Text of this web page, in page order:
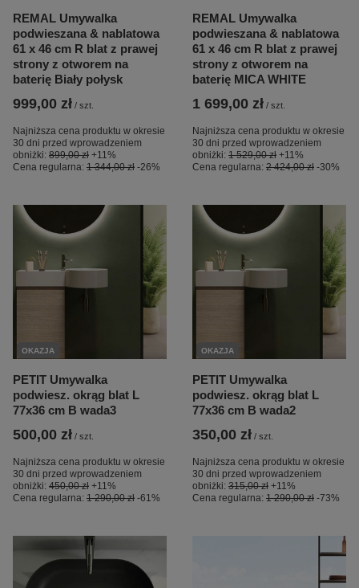
REMAL Umywalka
podwieszana & nablatowa
61 x 46 cm R blat z prawej
strony z otworem na
baterię Biały połysk
999,00 zł / szt.
Najniższa cena produktu w okresie
30 dni przed wprowadzeniem
obniżki: 899,00 zł +11%
Cena regularna: 1 344,00 zł -26%
REMAL Umywalka
podwieszana & nablatowa
61 x 46 cm R blat z prawej
strony z otworem na
baterię MICA WHITE
1 699,00 zł / szt.
Najniższa cena produktu w okresie
30 dni przed wprowadzeniem
obniżki: 1 529,00 zł +11%
Cena regularna: 2 424,00 zł -30%
OKAZJA
PETIT Umywalka
podwiesz. okrąg blat L
77x36 cm B wada3
500,00 zł / szt.
Najniższa cena produktu w okresie
30 dni przed wprowadzeniem
obniżki: 450,00 zł +11%
Cena regularna: 1 290,00 zł -61%
OKAZJA
PETIT Umywalka
podwiesz. okrąg blat L
77x36 cm B wada2
350,00 zł / szt.
Najniższa cena produktu w okresie
30 dni przed wprowadzeniem
obniżki: 315,00 zł +11%
Cena regularna: 1 290,00 zł -73%